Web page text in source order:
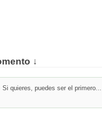
↓
quieres, puedes ser el primero...